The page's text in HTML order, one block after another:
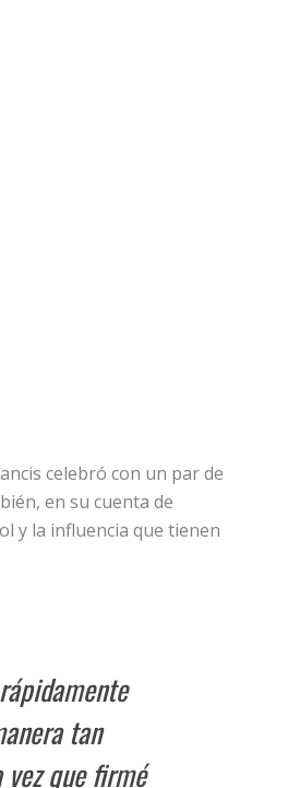
celebró con un par de
en su cuenta de
y la influencia que tienen
tan
que firmé